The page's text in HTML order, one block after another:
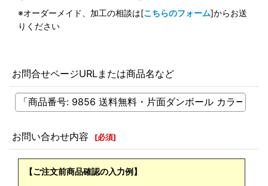
※オーダーメイド、加工の相談は[こちらのフォーム]からお送
りください
お問合せページURLまたは商品名など
お問い合わせ内容 [必須]
【ご注文前商品確認の入力例】